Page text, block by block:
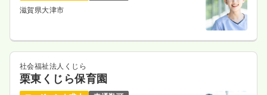
透析正・准看護師 一般＋療養
日勤のみ（常勤）
給与 34.3〜41.6万円/月 賞与3.7ヶ月
滋賀県大津市
社会福祉法人くじら
栗東くじら保育園